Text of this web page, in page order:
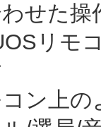
せた操
リモ
コン上